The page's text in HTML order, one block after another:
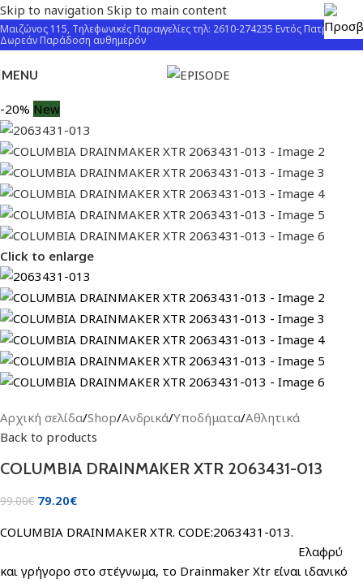
Skip to navigation Skip to main content
Μαιζώνος 115, Τηλεφωνικές Παραγγελίες τηλ: 2610-274235 Εντός Πατρών
Δωρεάν Παράδοση αυθημερόν
MENU
-20% New
Click to enlarge
Αρχική σελίδα/Shop/Ανδρικά/Υποδήματα/Αθλητικά
Back to products
COLUMBIA DRAINMAKER XTR 2063431-013
99.00€ 79.20€
COLUMBIA DRAINMAKER XTR. CODE:2063431-013.
Ελαφρύ
και γρήγορο στο στέγνωμα, το Drainmaker Xtr είναι ιδανικό